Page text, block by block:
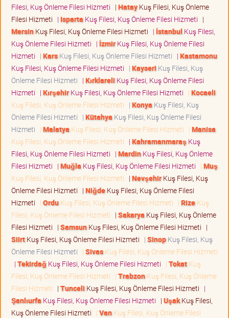
Filesi, Kuş Önleme Filesi Hizmeti | HatayKuş Filesi, Kuş Önleme
Filesi Hizmeti | Isparta Kuş Filesi, Kuş Önleme Filesi Hizmeti |
MersinKuş Filesi, Kuş Önleme Filesi Hizmeti | İstanbul Kuş Filesi,
Kuş Önleme Filesi Hizmeti | İzmirKuş Filesi, Kuş Önleme Filesi
Hizmeti | KarsKuş Filesi, Kuş Önleme Filesi Hizmeti | Kastamonu
Kuş Filesi, Kuş Önleme Filesi Hizmeti | Kayseri Kuş Filesi, Kuş
Önleme Filesi Hizmeti | Kırklareli Kuş Filesi, Kuş Önleme Filesi
Hizmeti | KırşehirKuş Filesi, Kuş Önleme Filesi Hizmeti | Kocaeli
Kuş Filesi, Kuş Önleme Filesi Hizmeti | Konya Kuş Filesi, Kuş
Önleme Filesi Hizmeti | Kütahya Kuş Filesi, Kuş Önleme Filesi
Hizmeti | Malatya Kuş Filesi, Kuş Önleme Filesi Hizmeti | Manisa
Kuş Filesi, Kuş Önleme Filesi Hizmeti | Kahramanmaraş Kuş
Filesi, Kuş Önleme Filesi Hizmeti | MardinKuş Filesi, Kuş Önleme
Filesi Hizmeti | Muğla Kuş Filesi, Kuş Önleme Filesi Hizmeti | Muş
Kuş Filesi, Kuş Önleme Filesi Hizmeti | NevşehirKuş Filesi, Kuş
Önleme Filesi Hizmeti | NiğdeKuş Filesi, Kuş Önleme Filesi
Hizmeti | OrduKuş Filesi, Kuş Önleme Filesi Hizmeti | RizeKuş
Filesi, Kuş Önleme Filesi Hizmeti | Sakarya Kuş Filesi, Kuş Önleme
Filesi Hizmeti | SamsunKuş Filesi, Kuş Önleme Filesi Hizmeti |
SiirtKuş Filesi, Kuş Önleme Filesi Hizmeti | SinopKuş Filesi, Kuş
Önleme Filesi Hizmeti | SivasKuş Filesi, Kuş Önleme Filesi Hizmeti
| Tekirdağ Kuş Filesi, Kuş Önleme Filesi Hizmeti | TokatKuş
Filesi, Kuş Önleme Filesi Hizmeti | TrabzonKuş Filesi, Kuş Önleme
Filesi Hizmeti | Tunceli Kuş Filesi, Kuş Önleme Filesi Hizmeti |
Şanlıurfa Kuş Filesi, Kuş Önleme Filesi Hizmeti | UşakKuş Filesi,
Kuş Önleme Filesi Hizmeti | VanKuş Filesi, Kuş Önleme Filesi